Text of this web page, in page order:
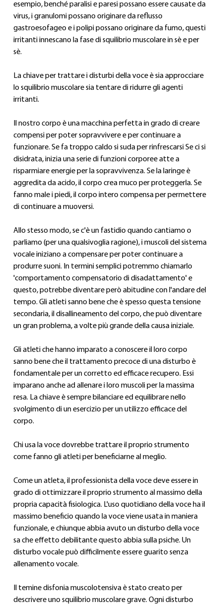
esempio, benché paralisi e paresi possano essere causate da
virus, i granulomi possano originare da reflusso
gastroesofageo e i polipi possano originare da fumo, questi
irritanti innescano la fase di squilibrio muscolare in sè e per
sè.
La chiave per trattare i disturbi della voce è sia approcciare
lo squilibrio muscolare sia tentare di ridurre gli agenti
irritanti.
Il nostro corpo è una macchina perfetta in grado di creare
compensi per poter sopravvivere e per continuare a
funzionare. Se fa troppo caldo si suda per rinfrescarsi Se ci si
disidrata, inizia una serie di funzioni corporee atte a
risparmiare energie per la sopravvivenza. Se la laringe è
aggredita da acido, il corpo crea muco per proteggerla. Se
fanno male i piedi, il corpo intero compensa per permettere
di continuare a muoversi.
Allo stesso modo, se c'è un fastidio quando cantiamo o
parliamo (per una qualsivoglia ragione), i muscoli del sistema
vocale iniziano a compensare per poter continuare a
produrre suoni. In termini semplici potremmo chiamarlo
'comportamento compensatorio di disadattamento' e
questo, potrebbe diventare però abitudine con l'andare del
tempo. Gli atleti sanno bene che è spesso questa tensione
secondaria, il disallineamento del corpo, che può diventare
un gran problema, a volte più grande della causa iniziale.
Gli atleti che hanno imparato a conoscere il loro corpo
sanno bene che il trattamento precoce di una disturbo è
fondamentale per un corretto ed efficace recupero. Essi
imparano anche ad allenare i loro muscoli per la massima
resa. La chiave è sempre bilanciare ed equilibrare nello
svolgimento di un esercizio per un utilizzo efficace del
corpo.
Chi usa la voce dovrebbe trattare il proprio strumento
come fanno gli atleti per beneficiarne al meglio.
Come un atleta, il professionista della voce deve essere in
grado di ottimizzare il proprio strumento al massimo della
propria capacità fisiologica. L'uso quotidiano della voce ha il
massimo beneficio quando la voce viene usata in maniera
funzionale, e chiunque abbia avuto un disturbo della voce
sa che effetto debilitante questo abbia sulla psiche. Un
disturbo vocale può difficilmente essere guarito senza
allenamento vocale.
Il temine disfonia muscolotensiva è stato creato per
descrivere uno squilibrio muscolare grave. Ogni disturbo